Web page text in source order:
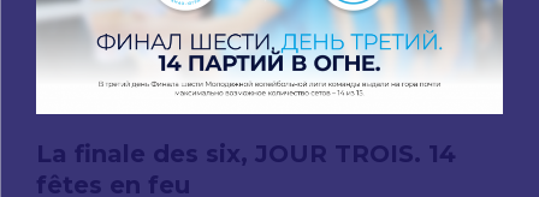
La finale des six, JOUR TROIS. 14
fêtes en feu